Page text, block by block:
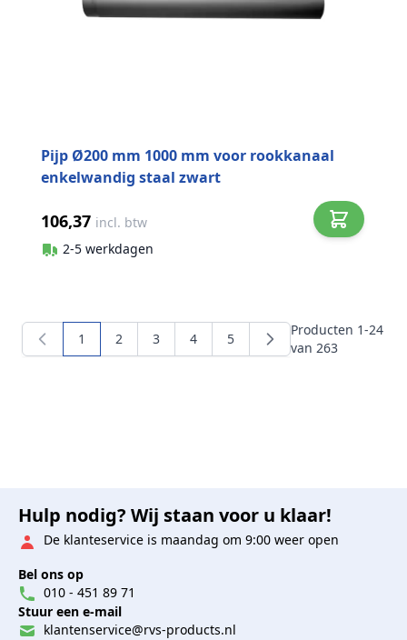
Pijp Ø200 mm 1000 mm voor rookkanaal
enkelwandig staal zwart
106,37 incl. btw
2-5 werkdagen
Producten 1-24
van 263
U lees momenteel pagina
1 Pagina
2 Pagina
3 Pagina
4 Pagina
5
Hulp nodig? Wij staan voor u klaar!
De klanteservice is maandag om 9:00 weer open
Bel ons op
010 - 451 89 71
Stuur een e-mail
klantenservice@rvs-products.nl